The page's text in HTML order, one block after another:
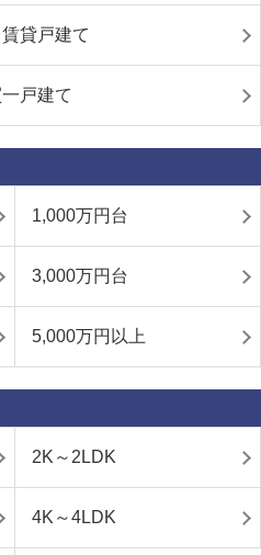
貸戸建て
戸建て
1,000万円台
3,000万円台
5,000万円以上
2K～2LDK
4K～4LDK